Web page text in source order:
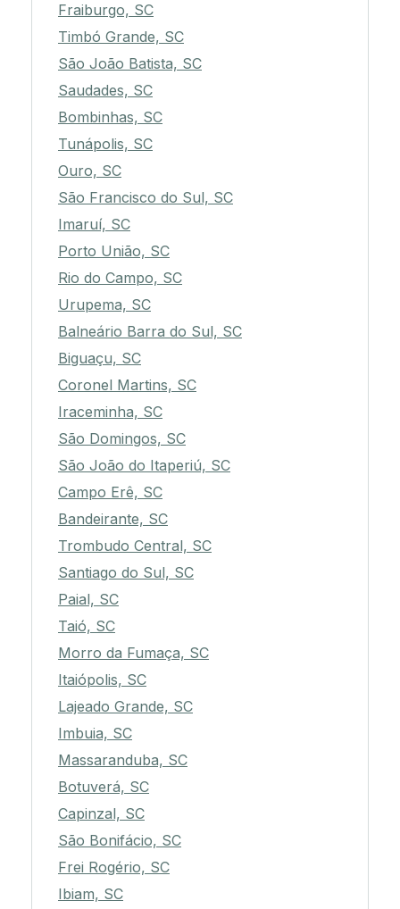
Fraiburgo, SC
Timbó Grande, SC
São João Batista, SC
Saudades, SC
Bombinhas, SC
Tunápolis, SC
Ouro, SC
São Francisco do Sul, SC
Imaruí, SC
Porto União, SC
Rio do Campo, SC
Urupema, SC
Balneário Barra do Sul, SC
Biguaçu, SC
Coronel Martins, SC
Iraceminha, SC
São Domingos, SC
São João do Itaperiú, SC
Campo Erê, SC
Bandeirante, SC
Trombudo Central, SC
Santiago do Sul, SC
Paial, SC
Taió, SC
Morro da Fumaça, SC
Itaiópolis, SC
Lajeado Grande, SC
Imbuia, SC
Massaranduba, SC
Botuverá, SC
Capinzal, SC
São Bonifácio, SC
Frei Rogério, SC
Ibiam, SC